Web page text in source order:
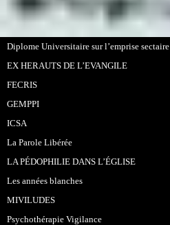
Diplome Universitaire sur l’emprise sectaire
EX HERAUTS DE L’EVANGILE
FECRIS
GEMPPI
ICSA
La Parole Libérée
LA PÉDOPHILIE DANS L’ÉGLISE
Les années blanches
MIVILUDES
Psychothérapie Vigilance